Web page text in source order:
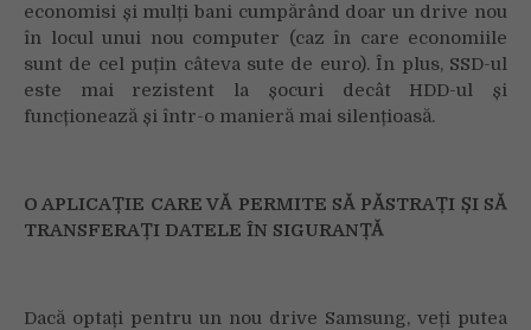
economisi și mulți bani cumpărând doar un drive nou
în locul unui nou computer (caz în care economiile
sunt de cel puțin câteva sute de euro). În plus, SSD-ul
este mai rezistent la șocuri decât HDD-ul și
funcționează și într-o manieră mai silențioasă.
O APLICAȚIE CARE VĂ PERMITE SĂ PĂSTRAȚI ȘI SĂ
TRANSFERAȚI DATELE ÎN SIGURANȚĂ
Dacă optați pentru un nou drive Samsung, veți putea